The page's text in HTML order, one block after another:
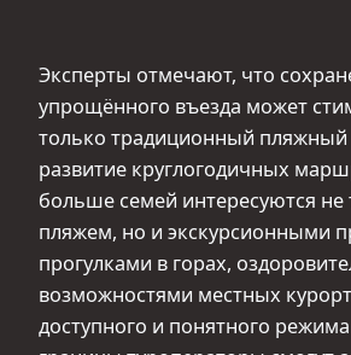
Эксперты отмечают, что
упрощённого въезда может
только традиционный пляжный
развитие круглогодичных
больше семей интересуются
пляжем, но и экскурсионными
прогулками в горах,
возможностями местных
доступного и понятного